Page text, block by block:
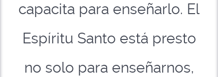
capacita para enseñarlo. El
Espíritu Santo está presto
no solo para enseñarnos,